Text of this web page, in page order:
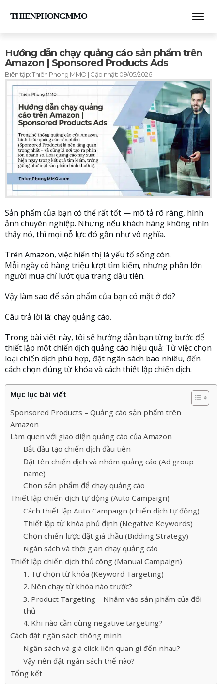
THIENPHONGMMO
Hướng dẫn chạy quảng cáo sản phẩm trên
Amazon | Sponsored Products Ads
Biên tập:Thiên Phong MMO | Cập nhật: 09/05/2026
Sản phẩm của bạn có thể rất tốt — mô tả rõ ràng, hình
ảnh chuyên nghiệp. Nhưng nếu khách hàng không nhìn
thấy nó, thì mọi nỗ lực đó gần như vô nghĩa.
Trên Amazon, việc hiển thị là yếu tố sống còn.
Mỗi ngày có hàng triệu lượt tìm kiếm, nhưng phần lớn
người mua chỉ lướt qua trang đầu tiên.
Vậy làm sao để sản phẩm của bạn có mặt ở đó?
Câu trả lời là: chạy quảng cáo.
Trong bài viết này, tôi sẽ hướng dẫn bạn từng bước để
thiết lập một chiến dịch quảng cáo hiệu quả: Từ việc chọn
loại chiến dịch phù hợp, đặt ngân sách bao nhiêu, đến
cách chọn đúng từ khóa và cách thiết lập chiến dịch.
Mục lục bài viết
Sponsored Products – Quảng cáo sản phẩm trên
Amazon
Làm quen với giao diện quảng cáo của Amazon
Bắt đầu tạo chiến dịch đầu tiên
Đặt tên chiến dịch và nhóm quảng cáo (Ad group
name)
Chọn sản phẩm để chạy quảng cáo
Thiết lập chiến dịch tự động (Auto Campaign)
Cách thiết lập Auto Campaign (chiến dịch tự động)
Thiết lập từ khóa phủ định (Negative Keywords)
Chọn chiến lược đặt giá thầu (Bidding Strategy)
Ngân sách và thời gian chạy quảng cáo
Thiết lập chiến dịch thủ công (Manual Campaign)
1. Tự chọn từ khóa (Keyword Targeting)
2. Nên chạy từ khóa nào trước?
3. Product Targeting – Nhắm vào sản phẩm của đối
thủ
4. Khi nào cần dùng negative targeting?
Cách đặt ngân sách thông minh
Ngân sách và giá click liên quan gì đến nhau?
Vậy nên đặt ngân sách thế nào?
Tổng kết